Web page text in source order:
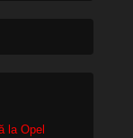
la Opel